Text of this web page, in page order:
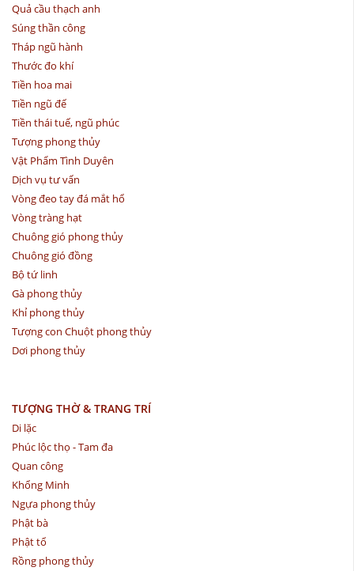
Quả cầu thạch anh
Súng thần công
Tháp ngũ hành
Thước đo khí
Tiền hoa mai
Tiền ngũ đế
Tiền thái tuế, ngũ phúc
Tượng phong thủy
Vật Phẩm Tình Duyên
Dịch vụ tư vấn
Vòng đeo tay đá mắt hổ
Vòng tràng hạt
Chuông gió phong thủy
Chuông gió đồng
Bộ tứ linh
Gà phong thủy
Khỉ phong thủy
Tượng con Chuột phong thủy
Dơi phong thủy
TƯỢNG THỜ & TRANG TRÍ
Di lặc
Phúc lộc thọ - Tam đa
Quan công
Khổng Minh
Ngựa phong thủy
Phật bà
Phật tổ
Rồng phong thủy